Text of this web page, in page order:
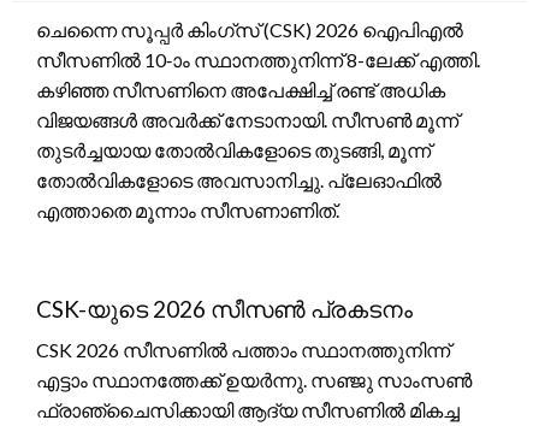
ചെന്നൈ സൂപ്പർ കിംഗ്‌സ് (CSK) 2026 ഐപിഎൽ
സീസണിൽ 10-ാം സ്ഥാനത്തുനിന്ന് 8-ലേക്ക് എത്തി.
കഴിഞ്ഞ സീസണിനെ അപേക്ഷിച്ച് രണ്ട് അധിക
വിജയങ്ങൾ അവർക്ക് നേടാനായി. സീസൺ മൂന്ന്
തുടർച്ചയായ തോൽവികളോടെ തുടങ്ങി, മൂന്ന്
തോൽവികളോടെ അവസാനിച്ചു. പ്ലേഓഫിൽ
എത്താതെ മൂന്നാം സീസണാണിത്.
CSK-യുടെ 2026 സീസൺ പ്രകടനം
CSK 2026 സീസണിൽ പത്താം സ്ഥാനത്തുനിന്ന്
എട്ടാം സ്ഥാനത്തേക്ക് ഉയർന്നു. സഞ്ജു സാംസൺ
ഫ്രാഞ്ചൈസിക്കായി ആദ്യ സീസണിൽ മികച്ച